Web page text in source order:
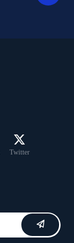
Twitter